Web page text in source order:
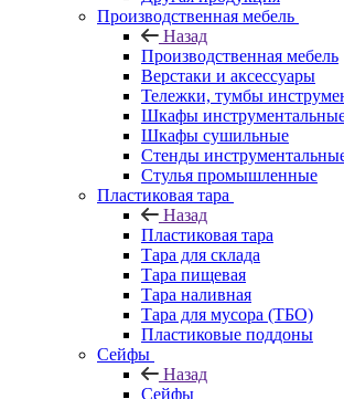
Производственная мебель
Назад
Производственная мебель
Верстаки и аксессуары
Тележки, тумбы
Шкафы
Шкафы сушильные
Стенды
Cтулья промышленные
Пластиковая тара
Назад
Пластиковая тара
Тара для склада
Тара пищевая
Тара наливная
Тара для мусора (ТБО)
Пластиковые поддоны
Сейфы
Назад
Сейфы